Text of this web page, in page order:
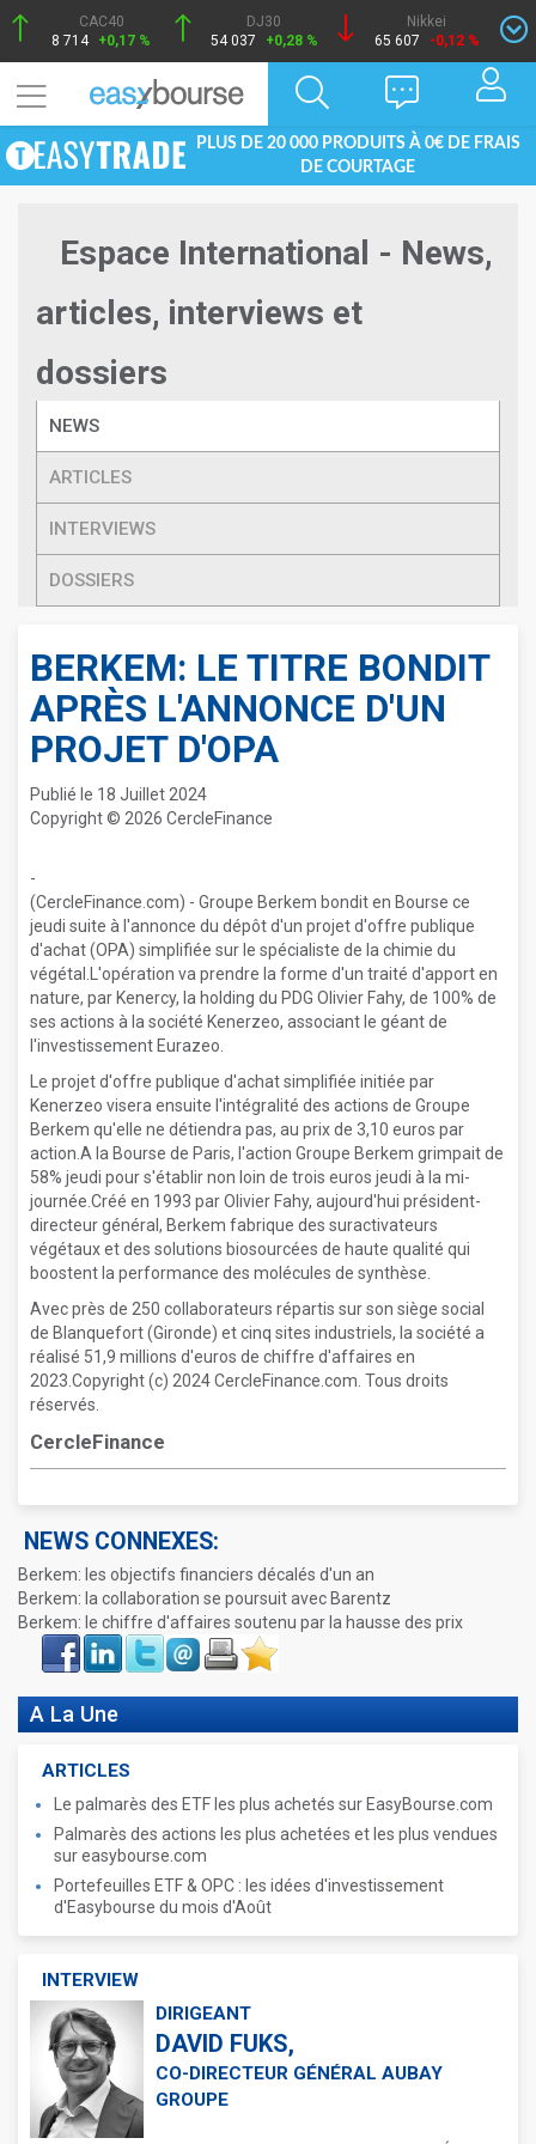
CAC40
8 714 +0,17 %
DJ30
54 037
+0,28 %
Nikkei
65 607
-0,12 %
PLUS DE 20 000 PRODUITS À 0€ DE FRAIS
DE COURTAGE
Espace International - News,
articles, interviews et
dossiers
NEWS
ARTICLES
INTERVIEWS
DOSSIERS
BERKEM: LE TITRE BONDIT
APRÈS L'ANNONCE D'UN
PROJET D'OPA
Publié le 18 Juillet 2024
Copyright © 2026 CercleFinance
-
(CercleFinance.com) - Groupe Berkem bondit en Bourse ce
jeudi suite à l'annonce du dépôt d'un projet d'offre publique
d'achat (OPA) simplifiée sur le spécialiste de la chimie du
végétal.L'opération va prendre la forme d'un traité d'apport en
nature, par Kenercy, la holding du PDG Olivier Fahy, de 100% de
ses actions à la société Kenerzeo, associant le géant de
l'investissement Eurazeo.
Le projet d'offre publique d'achat simplifiée initiée par
Kenerzeo visera ensuite l'intégralité des actions de Groupe
Berkem qu'elle ne détiendra pas, au prix de 3,10 euros par
action.A la Bourse de Paris, l'action Groupe Berkem grimpait de
58% jeudi pour s'établir non loin de trois euros jeudi à la mi-
journée.Créé en 1993 par Olivier Fahy, aujourd'hui président-
directeur général, Berkem fabrique des suractivateurs
végétaux et des solutions biosourcées de haute qualité qui
boostent la performance des molécules de synthèse.
Avec près de 250 collaborateurs répartis sur son siège social
de Blanquefort (Gironde) et cinq sites industriels, la société a
réalisé 51,9 millions d'euros de chiffre d'affaires en
2023.Copyright (c) 2024 CercleFinance.com. Tous droits
réservés.
CercleFinance
NEWS CONNEXES:
Berkem: les objectifs financiers décalés d'un an
Berkem: la collaboration se poursuit avec Barentz
Berkem: le chiffre d'affaires soutenu par la hausse des prix
Face
book
LinkIn Twitter Envoyer ImprimerFavoris
A La Une
ARTICLES
Le palmarès des ETF les plus achetés sur EasyBourse.com
Palmarès des actions les plus achetées et les plus vendues
sur easybourse.com
Portefeuilles ETF & OPC : les idées d'investissement
d'Easybourse du mois d'Août
INTERVIEW
DIRIGEANT
DAVID FUKS,
CO-DIRECTEUR GÉNÉRAL AUBAY
GROUPE